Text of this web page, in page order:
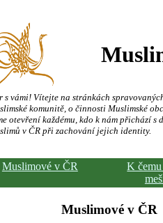
s vámi! Vítejte na stránkách
komunitě, o činnosti Muslimské
otevření každému, kdo k nám přichází s
v ČR při zachování jejich identity.
Muslimové v ČR
K
Muslimové v ČR